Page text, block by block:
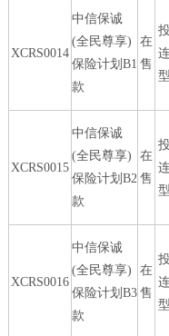
XCRS0014
中信保诚
(全民尊享)
保险计划B1
款
在
售
投
型
XCRS0015
中信保诚
(全民尊享)
保险计划B2
款
在
售
投
型
XCRS0016
中信保诚
(全民尊享)
保险计划B3
款
在
售
投
型